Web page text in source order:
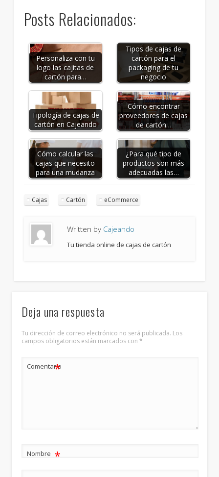
Posts Relacionados:
Personaliza con tu
logo las cajitas de
cartón para…
Tipos de cajas de
cartón para el
packaging de tu
negocio
Tipología de cajas de
cartón en Cajeando
Cómo encontrar
proveedores de cajas
de cartón…
Cómo calcular las
cajas que necesito
para una mudanza
¿Para qué tipo de
productos son más
adecuadas las…
Cajas Cartón eCommerce
Written by Cajeando
Tu tienda online de cajas de cartón
Deja una respuesta
Tu dirección de correo electrónico no será publicada. Los
campos obligatorios están marcados con*
Comentario
*
Nombre *